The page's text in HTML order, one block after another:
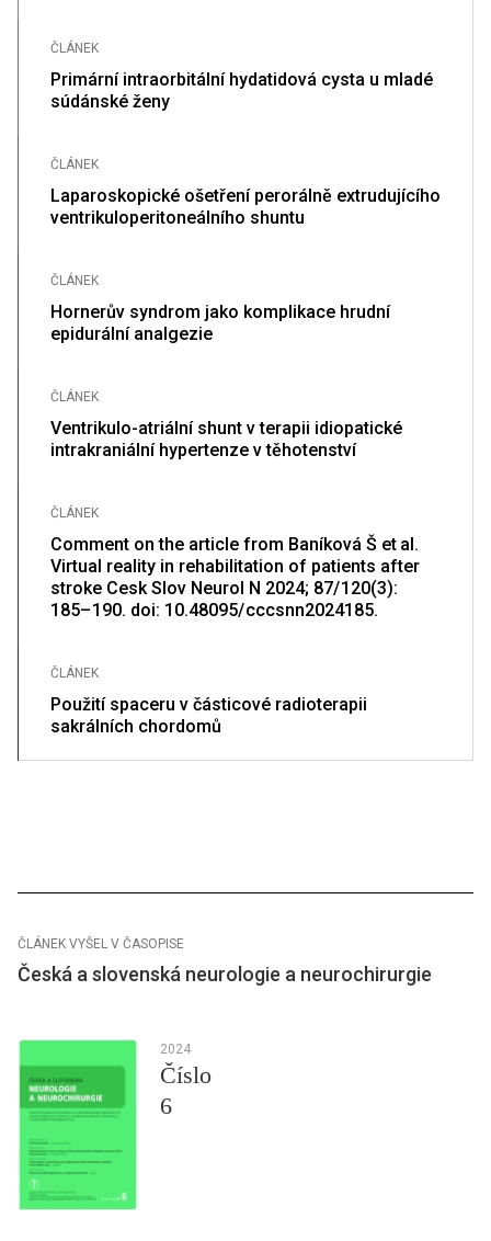
ČLÁNEK
Primární intraorbitální hydatidová cysta u mladé
súdánské ženy
ČLÁNEK
Laparoskopické ošetření perorálně extrudujícího
ventrikuloperitoneálního shuntu
ČLÁNEK
Hornerův syndrom jako komplikace hrudní
epidurální analgezie
ČLÁNEK
Ventrikulo-atriální shunt v terapii idiopatické
intrakraniální hypertenze v těhotenství
ČLÁNEK
Comment on the article from Baníková Š et al.
Virtual reality in rehabilitation of patients after
stroke Cesk Slov Neurol N 2024; 87/ 120(3):
185– 190. doi: 10.48095/ cccsnn2024185.
ČLÁNEK
Použití spaceru v částicové radioterapii
sakrálních chordomů
ČLÁNEK VYŠEL V ČASOPISE
Česká a slovenská neurologie a neurochirurgie
2024
Číslo
6